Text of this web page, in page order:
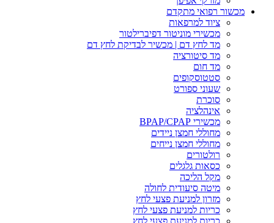
מכשור רפואי מתקדם
ציוד למרפאות
מכשירי מוניטור דפיברילטור
מד לחץ דם | מכשיר לבדיקת לחץ דם
מד סיטורציה
מד חום
סטטוסקופים
שעוני ספורט
סוכרת
אינהלציה
מכשירי BPAP/CPAP
מחוללי חמצן ניידים
מחוללי חמצן נייחים
רולטורים
כסאות גלגלים
מקל הליכה
מיטה סיעודית לחולה
מזרון למניעת פצעי לחץ
כריות למניעת פצעי לחץ
כריות למניעת פצעי לחץ